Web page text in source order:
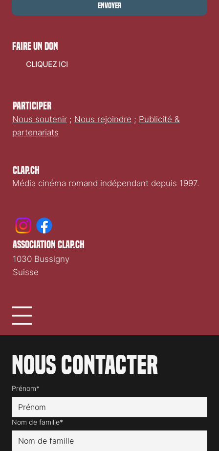
Envoyer
Clap.ch
Média cinéma romand indépendant depuis 1997.
Participer
Nous soutenir ; Nous rejoindre ; Publicité &
partenariats
Nous contacter
Prénom*
Nom de famille*
faire un don
CLIQUEZ ICI
association clap.ch
1030 Bussigny
Suisse